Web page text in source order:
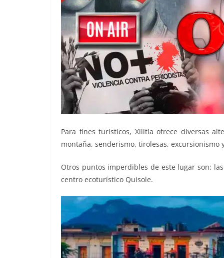
Para fines turísticos, Xilitla ofrece diversas
montaña, senderismo, tirolesas, excursionismo
Otros puntos imperdibles de este lugar son:
centro ecoturístico Quisole.